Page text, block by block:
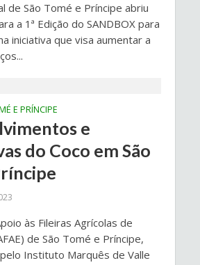
de São Tomé e Príncipe abriu
a 1ª Edição do SANDBOX para
iniciativa que visa aumentar a
E PRÍNCIPE
e
do Coco em São
às Fileiras Agrícolas de
de São Tomé e Príncipe,
Instituto Marquês de Valle